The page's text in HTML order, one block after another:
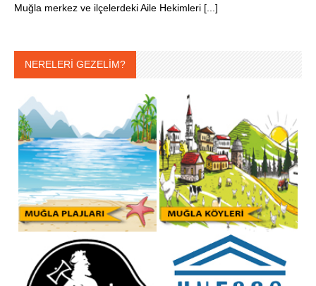
Muğla merkez ve ilçelerdeki Aile Hekimleri [...]
NERELERİ GEZELİM?